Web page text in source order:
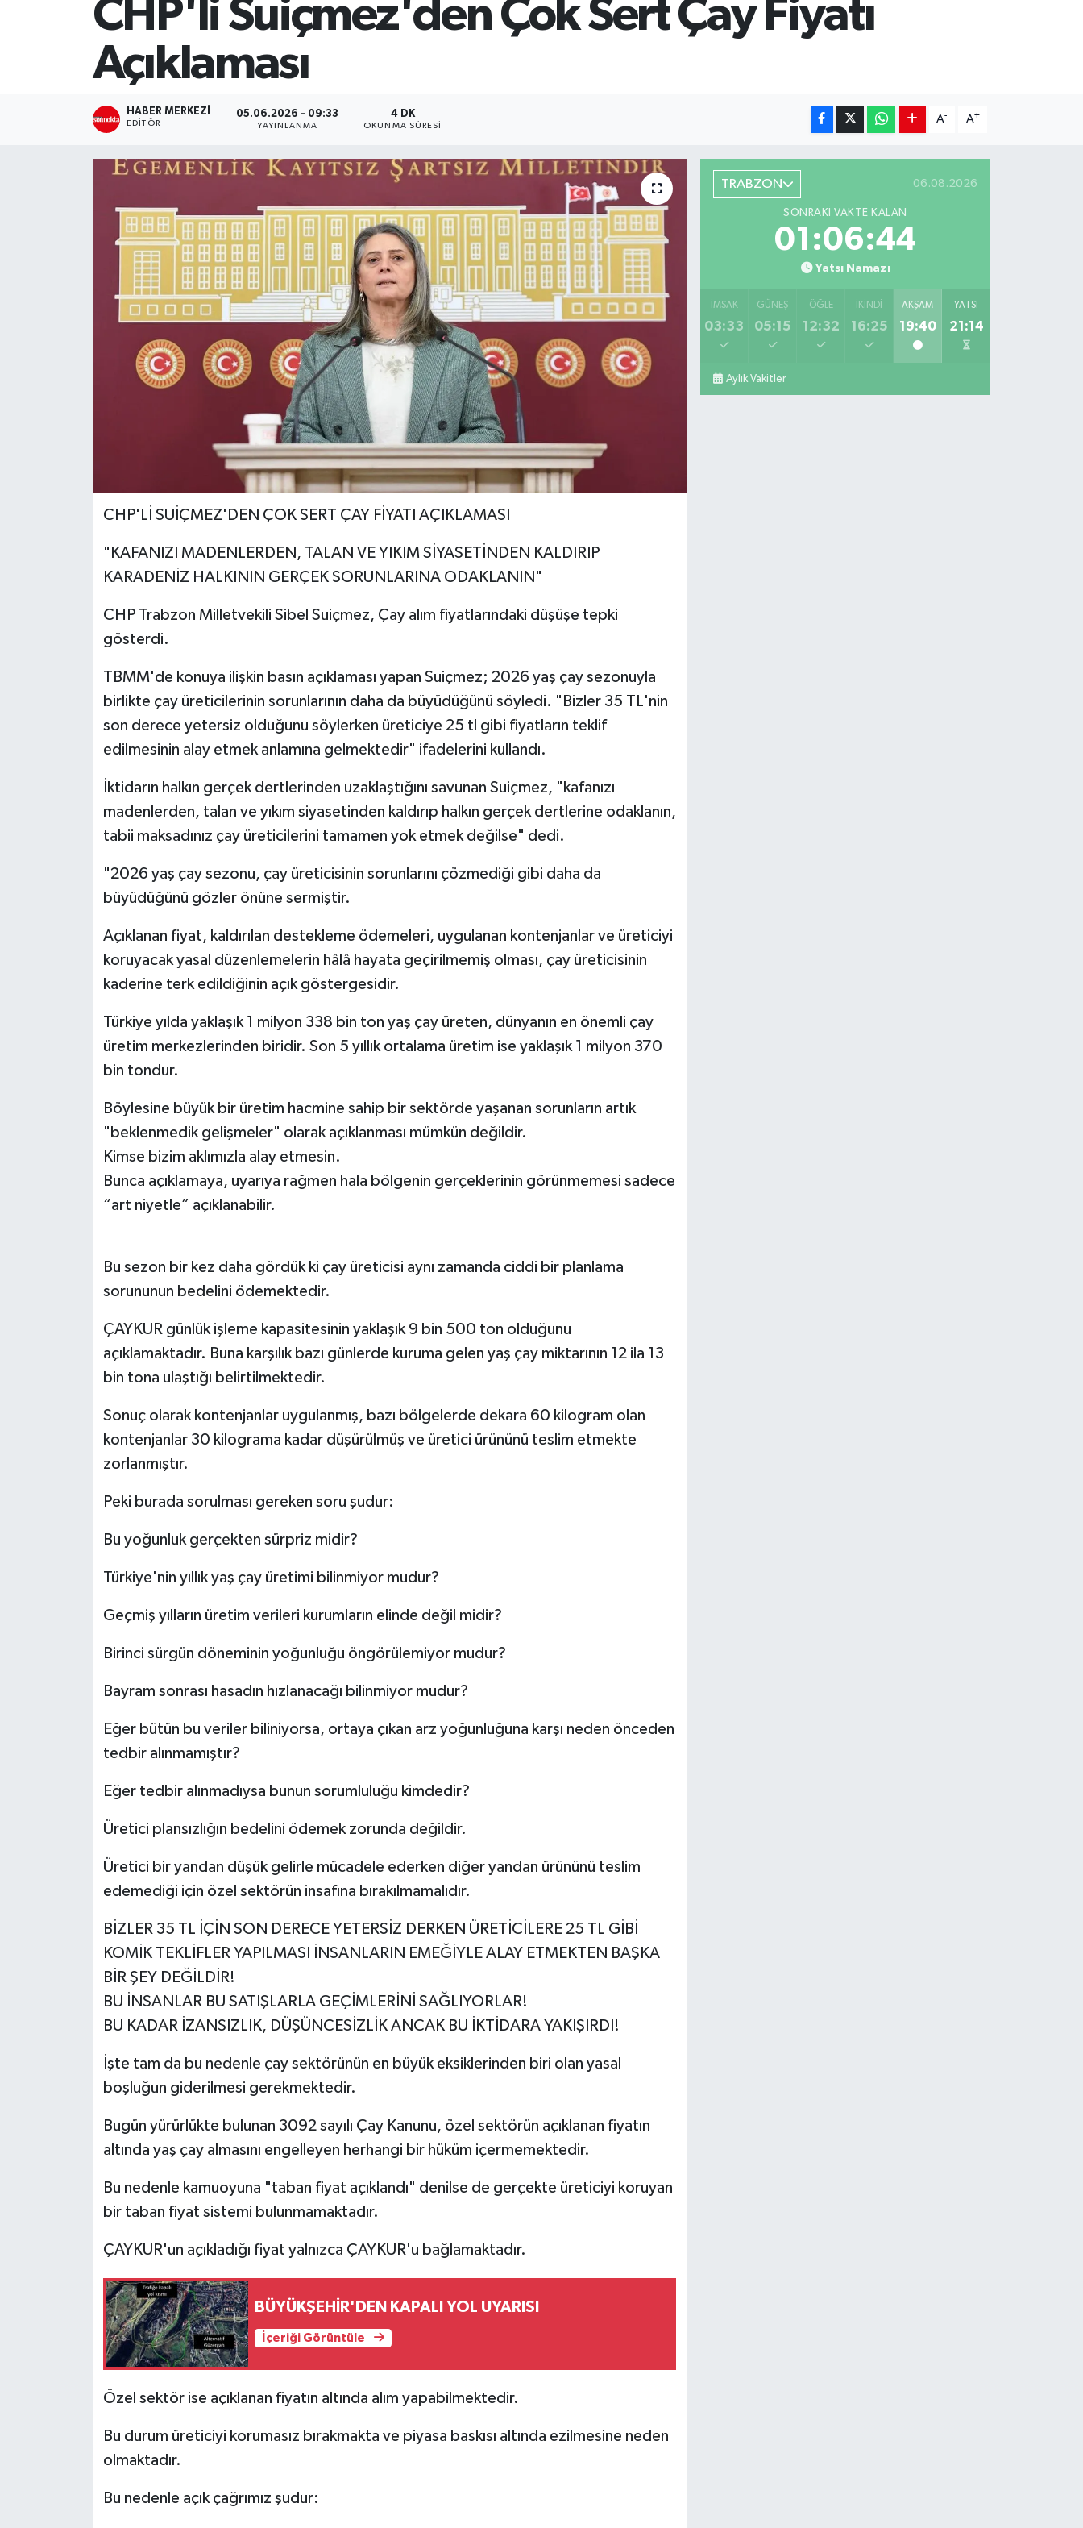
CHP'li Suiçmez'den Çok Sert Çay Fiyatı
Açıklaması
HABER MERKEZI
EDITÖR
05.06.2026 - 09:33
YAYINLANMA
4 DK
OKUNMA SÜRESI
A- A+
CHP'Lİ SUİÇMEZ'DEN ÇOK SERT ÇAY FİYATI AÇIKLAMASI
"KAFANIZI MADENLERDEN, TALAN VE YIKIM SİYASETİNDEN KALDIRIP
KARADENİZ HALKININ GERÇEK SORUNLARINA ODAKLANIN"
CHP Trabzon Milletvekili Sibel Suiçmez, Çay alım fiyatlarındaki düşüşe tepki
gösterdi.
TBMM'de konuya ilişkin basın açıklaması yapan Suiçmez; 2026 yaş çay sezonuyla
birlikte çay üreticilerinin sorunlarının daha da büyüdüğünü söyledi. "Bizler 35 TL'nin
son derece yetersiz olduğunu söylerken üreticiye 25 tl gibi fiyatların teklif
edilmesinin alay etmek anlamına gelmektedir" ifadelerini kullandı.
İktidarın halkın gerçek dertlerinden uzaklaştığını savunan Suiçmez, "kafanızı
madenlerden, talan ve yıkım siyasetinden kaldırıp halkın gerçek dertlerine odaklanın,
tabii maksadınız çay üreticilerini tamamen yok etmek değilse" dedi.
"2026 yaş çay sezonu, çay üreticisinin sorunlarını çözmediği gibi daha da
büyüdüğünü gözler önüne sermiştir.
Açıklanan fiyat, kaldırılan destekleme ödemeleri, uygulanan kontenjanlar ve üreticiyi
koruyacak yasal düzenlemelerin hâlâ hayata geçirilmemiş olması, çay üreticisinin
kaderine terk edildiğinin açık göstergesidir.
Türkiye yılda yaklaşık 1 milyon 338 bin ton yaş çay üreten, dünyanın en önemli çay
üretim merkezlerinden biridir. Son 5 yıllık ortalama üretim ise yaklaşık 1 milyon 370
bin tondur.
Böylesine büyük bir üretim hacmine sahip bir sektörde yaşanan sorunların artık
"beklenmedik gelişmeler" olarak açıklanması mümkün değildir.
Kimse bizim aklımızla alay etmesin.
Bunca açıklamaya, uyarıya rağmen hala bölgenin gerçeklerinin görünmemesi sadece
“art niyetle” açıklanabilir.
Bu sezon bir kez daha gördük ki çay üreticisi aynı zamanda ciddi bir planlama
sorununun bedelini ödemektedir.
ÇAYKUR günlük işleme kapasitesinin yaklaşık 9 bin 500 ton olduğunu
açıklamaktadır. Buna karşılık bazı günlerde kuruma gelen yaş çay miktarının 12 ila 13
bin tona ulaştığı belirtilmektedir.
Sonuç olarak kontenjanlar uygulanmış, bazı bölgelerde dekara 60 kilogram olan
kontenjanlar 30 kilograma kadar düşürülmüş ve üretici ürününü teslim etmekte
zorlanmıştır.
Peki burada sorulması gereken soru şudur:
Bu yoğunluk gerçekten sürpriz midir?
Türkiye'nin yıllık yaş çay üretimi bilinmiyor mudur?
Geçmiş yılların üretim verileri kurumların elinde değil midir?
Birinci sürgün döneminin yoğunluğu öngörülemiyor mudur?
Bayram sonrası hasadın hızlanacağı bilinmiyor mudur?
Eğer bütün bu veriler biliniyorsa, ortaya çıkan arz yoğunluğuna karşı neden önceden
tedbir alınmamıştır?
Eğer tedbir alınmadıysa bunun sorumluluğu kimdedir?
Üretici plansızlığın bedelini ödemek zorunda değildir.
Üretici bir yandan düşük gelirle mücadele ederken diğer yandan ürününü teslim
edemediği için özel sektörün insafına bırakılmamalıdır.
BİZLER 35 TL İÇİN SON DERECE YETERSİZ DERKEN ÜRETİCİLERE 25 TL GİBİ
KOMİK TEKLİFLER YAPILMASI İNSANLARIN EMEĞİYLE ALAY ETMEKTEN BAŞKA
BİR ŞEY DEĞİLDİR!
BU İNSANLAR BU SATIŞLARLA GEÇİMLERİNİ SAĞLIYORLAR!
BU KADAR İZANSIZLIK, DÜŞÜNCESİZLİK ANCAK BU İKTİDARA YAKIŞIRDI!
İşte tam da bu nedenle çay sektörünün en büyük eksiklerinden biri olan yasal
boşluğun giderilmesi gerekmektedir.
Bugün yürürlükte bulunan 3092 sayılı Çay Kanunu, özel sektörün açıklanan fiyatın
altında yaş çay almasını engelleyen herhangi bir hüküm içermemektedir.
Bu nedenle kamuoyuna "taban fiyat açıklandı" denilse de gerçekte üreticiyi koruyan
bir taban fiyat sistemi bulunmamaktadır.
ÇAYKUR'un açıkladığı fiyat yalnızca ÇAYKUR'u bağlamaktadır.
BÜYÜKŞEHİR'DEN KAPALI YOL UYARISI
İçeriği Görüntüle
Özel sektör ise açıklanan fiyatın altında alım yapabilmektedir.
Bu durum üreticiyi korumasız bırakmakta ve piyasa baskısı altında ezilmesine neden
olmaktadır.
Bu nedenle açık çağrımız şudur:
TRABZON 06.08.2026
SONRAKI VAKTE KALAN
01:06:43
Yatsı Namazı
İMSAK
03:33
GÜNEŞ
05:15
ÖĞLE
12:32
İKINDI
16:25
AKŞAM
19:40
YATSI
21:14
Aylık Vakitler
SİYASET
Teknoloji
TRABZON